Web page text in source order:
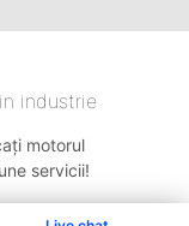
industrie
motorul
servicii!